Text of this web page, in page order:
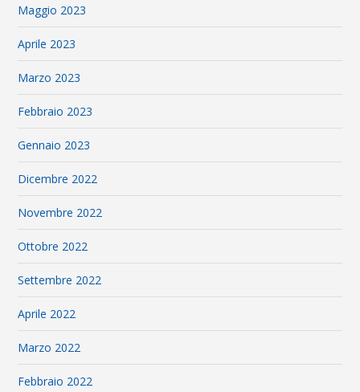
Maggio 2023
Aprile 2023
Marzo 2023
Febbraio 2023
Gennaio 2023
Dicembre 2022
Novembre 2022
Ottobre 2022
Settembre 2022
Aprile 2022
Marzo 2022
Febbraio 2022